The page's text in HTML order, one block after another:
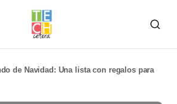
de Navidad: Una lista con regalos para